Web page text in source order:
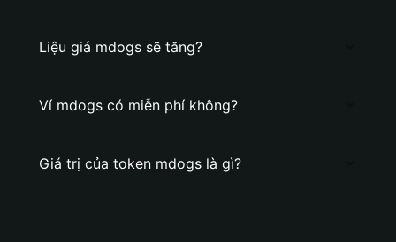
Liệu giá mdogs sẽ tăng?
Ví mdogs có miễn phí không?
Giá trị của token mdogs là gì?